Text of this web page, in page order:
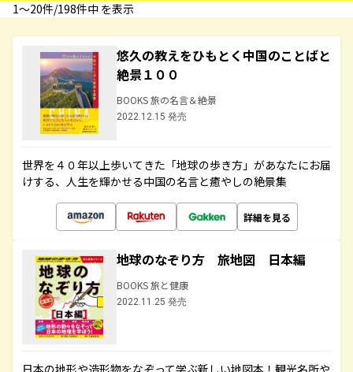
1〜20件/198件中 を表示
悠久の教えをひもとく中国のことばと
絶景１００
BOOKS 旅の名言＆絶景
2022.12.15 発売
世界を４０年以上歩いてきた「地球の歩き方」があなたにお届
けする、人生を輝かせる中国の名言と癒やしの絶景集
詳細を見る
地球のなぞり方 旅地図 日本編
BOOKS 旅と健康
2022.11.25 発売
日本の地形や造形物をなぞって学ぶ新しい地図本！観光名所や